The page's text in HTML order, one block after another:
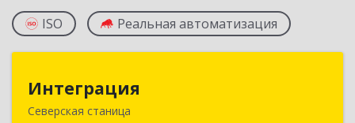
ISO Реальная автоматизация
Интеграция
Северская станица
353240, Краснодарский край, Северская ст-ца,